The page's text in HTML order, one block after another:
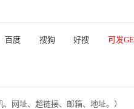
百度 搜狗 好搜 可发
网址、超链接、邮箱、地址。）